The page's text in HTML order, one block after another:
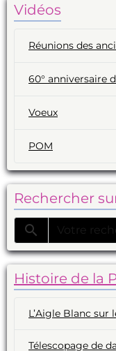
Vidéos
Réunions des
60° anniversaire
Voeux
POM
Rechercher
Histoire de la
L’Aigle Blanc sur
Télescopage de